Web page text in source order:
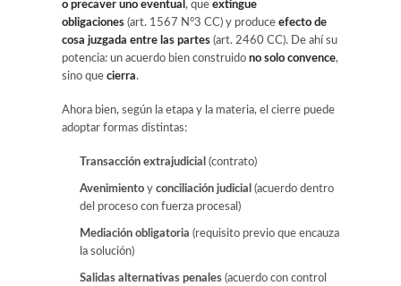
o precaver uno eventual , que extingue
obligaciones (art. 1567 N°3 CC) y produce efecto de
cosa juzgada entre las partes (art. 2460 CC). De ahí su
potencia: un acuerdo bien construido no solo convence,
sino que cierra.
Ahora bien, según la etapa y la materia, el cierre puede
adoptar formas distintas:
Transacción extrajudicial (contrato)
Avenimiento y conciliación judicial (acuerdo dentro
del proceso con fuerza procesal)
Mediación obligatoria (requisito previo que encauza
la solución)
Salidas alternativas penales (acuerdo con control